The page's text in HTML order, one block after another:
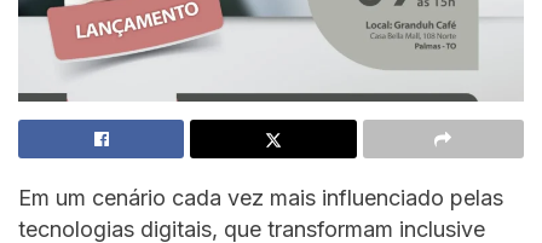
Em um cenário cada vez mais influenciado pelas
tecnologias digitais, que transformam inclusive